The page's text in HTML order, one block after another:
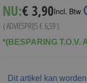
NU: Special
Price
€ 3,90Incl. Btw
( ADVIESPRIJS€ 6,59)
*(BESPARING T.O.V.
Dit artikel kan